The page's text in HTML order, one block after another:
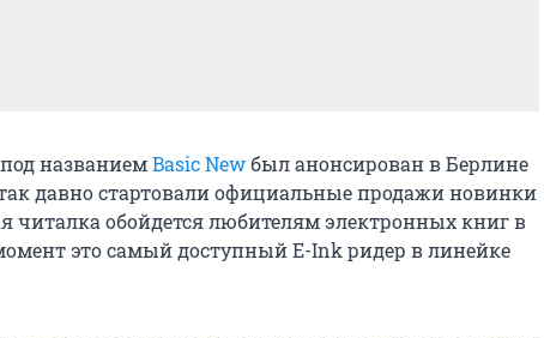
названиемBasic Newбыл анонсирован в Берлине
давно стартовали официальные продажи новинки
читалка обойдется любителям электронных книг в
это самый доступный E-Ink ридер в линейке